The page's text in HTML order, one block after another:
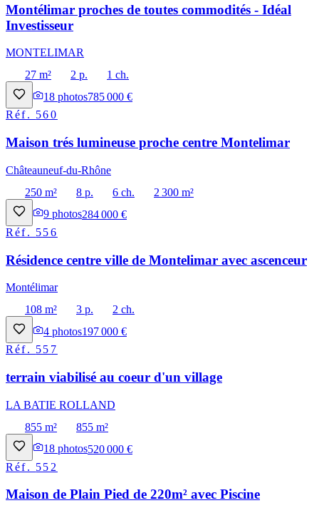
Montélimar proches de toutes commodités - Idéal
Investisseur
MONTELIMAR
27 m²
2 p.
1 ch.
18 photos785 000 €
Réf. 560
Maison trés lumineuse proche centre Montelimar
Châteauneuf-du-Rhône
250 m²
8 p. 6 ch.
2 300 m²
9 photos284 000 €
Réf. 556
Résidence centre ville de Montelimar avec ascenceur
Montélimar
108 m²
3 p.
2 ch.
4 photos197 000 €
Réf. 557
terrain viabilisé au coeur d'un village
LA BATIE ROLLAND
855 m²
855 m²
18 photos520 000 €
Réf. 552
Maison de Plain Pied de 220m² avec Piscine